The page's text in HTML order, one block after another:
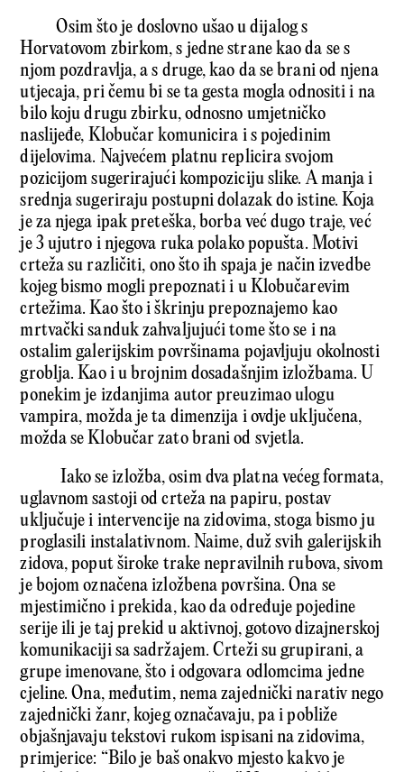
Osim što je doslovno ušao u dijalog s
Horvatovom zbirkom, s jedne strane kao da se s
njom pozdravlja, a s druge, kao da se brani od njena
utjecaja, pri čemu bi se ta gesta mogla odnositi i na
bilo koju drugu zbirku, odnosno umjetničko
naslijeđe, Klobučar komunicira i s pojedinim
dijelovima. Najvećem platnu replicira svojom
pozicijom sugerirajući kompoziciju slike. A manja i
srednja sugeriraju postupni dolazak do istine. Koja
je za njega ipak preteška, borba već dugo traje, već
je 3 ujutro i njegova ruka polako popušta. Motivi
crteža su različiti, ono što ih spaja je način izvedbe
kojeg bismo mogli prepoznati i u Klobučarevim
crtežima. Kao što i škrinju prepoznajemo kao
mrtvački sanduk zahvaljujući tome što se i na
ostalim galerijskim površinama pojavljuju okolnosti
groblja. Kao i u brojnim dosadašnjim izložbama. U
ponekim je izdanjima autor preuzimao ulogu
vampira, možda je ta dimenzija i ovdje uključena,
možda se Klobučar zato brani od svjetla.
Iako se izložba, osim dva platna većeg formata,
uglavnom sastoji od crteža na papiru, postav
uključuje i intervencije na zidovima, stoga bismo ju
proglasili instalativnom. Naime, duž svih galerijskih
zidova, poput široke trake nepravilnih rubova, sivom
je bojom označena izložbena površina. Ona se
mjestimično i prekida, kao da određuje pojedine
serije ili je taj prekid u aktivnoj, gotovo dizajnerskoj
komunikaciji sa sadržajem. Crteži su grupirani, a
grupe imenovane, što i odgovara odlomcima jedne
cjeline. Ona, međutim, nema zajednički narativ nego
zajednički žanr, kojeg označavaju, pa i pobliže
objašnjavaju tekstovi rukom ispisani na zidovima,
primjerice: “Bilo je baš onakvo mjesto kakvo je